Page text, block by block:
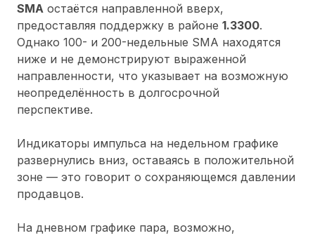
SMA остаётся направленной вверх,
предоставляя поддержку в районе 1.3300.
Однако 100- и 200-недельные SMA находятся
ниже и не демонстрируют выраженной
направленности, что указывает на возможную
неопределённость в долгосрочной
перспективе.
Индикаторы импульса на недельном графике
развернулись вниз, оставаясь в положительной
зоне — это говорит о сохраняющемся давлении
продавцов.
На дневном графике пара, возможно,